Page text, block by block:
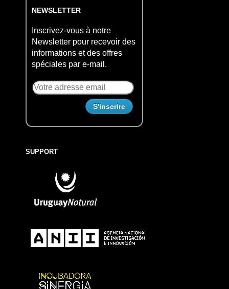
NEWSLETTER
Inscrivez-vous à notre
Newsletter pour recevoir des
informations et des offres
spéciales par e-mail.
SUPPORT